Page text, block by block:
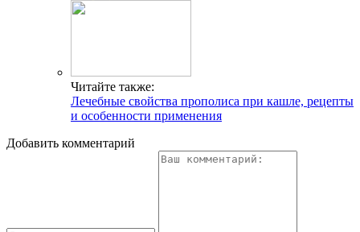
Читайте также:
Лечебные свойства прополиса при кашле, рецепты
и особенности применения
Добавить комментарий